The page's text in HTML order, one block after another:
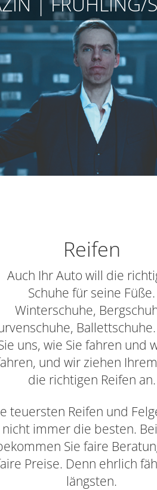
Reifen
Auch Ihr Auto will die
Schuhe für seine Füße.
Winterschuhe,
uns, wie Sie fahren und
und wir ziehen
die richtigen Reifen an.
teuersten Reifen und
nicht immer die besten.
Sie faire
Preise. Denn ehrlich
längsten.